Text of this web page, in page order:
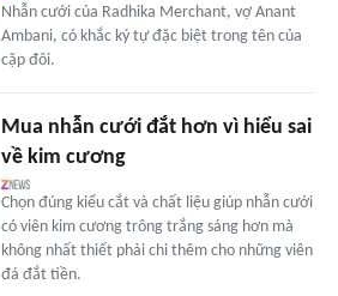
Nhẫn cưới của Radhika Merchant, vợ Anant
Ambani, có khắc ký tự đặc biệt trong tên của
cặp đôi.
Mua nhẫn cưới đắt hơn vì hiểu sai
về kim cương
Chọn đúng kiểu cắt và chất liệu giúp nhẫn cưới
có viên kim cương trông trắng sáng hơn mà
không nhất thiết phải chi thêm cho những viên
đá đắt tiền.